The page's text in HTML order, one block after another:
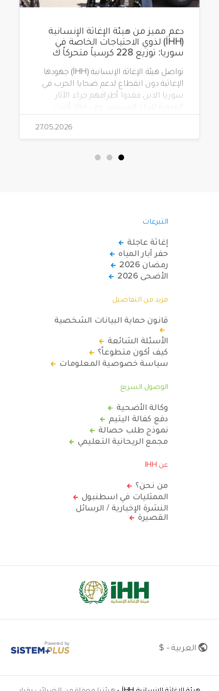
دعم مميز من هيئة الإغاثة الإنسانية
(İHH) لذوي الاحتياجات الخاصة في
سوريا: توزيع 228 كرسياً متحركاً ك
تواصل هيئة الإغاثة الإنسانية (İHH) جهودها
الإغاثية دون انقطاع لدعم ضحايا الحرب في
سوريا الذين فقدوا أطرافهم جراء الآثار
المدمرة للنزاع المستمر. وفي إطار أحدث
مشاريعها، قامت الهيئة بتوزيع 228 كرسياً
متحركاً كهربائياً على أشخاص من ذوي
الاحتياجات الخاصة يعيشون في ظروف
قاسية بمناطق دمشق، وحلب، وحماة،
27.05.2026
التبرعات
إغاثة عاجلة
حفر آبار المياه
رمضان 2026
الأضحى 2026
مزيد من التفاصيل
قانون حماية البيانات الشخصية
الأسئلة الشائعة
كيف أكون متطوعاً؟
سياسة خصوصية المعلومات
الوصول السريع
وكالة الأضحية
دفع كفالة اليتيم
نموذج طلب حصالة
مجمع الريحانية التعليمي
عن IHH
من نحن؟
الممثليات في اسطنبول
النشرة الإخبارية / الرسائل
القصيرة
العربية - $ Powered by